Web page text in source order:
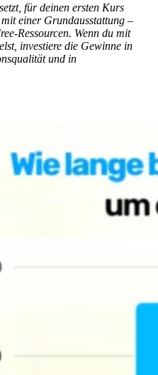
für deinen ersten Kurs
einer Grundausstattung –
Ressourcen. Wenn du mit
investiere die Gewinne in
und in